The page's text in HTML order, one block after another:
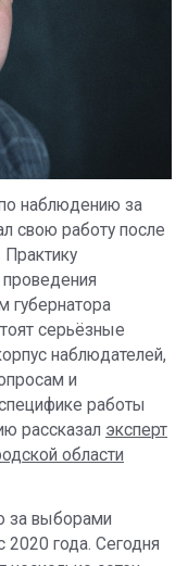
наблюдению за
свою работу после
Практику
губернатора
серьёзные
наблюдателей,
и
работы
рассказал эксперт
области
за выборами
2020 года. Сегодня